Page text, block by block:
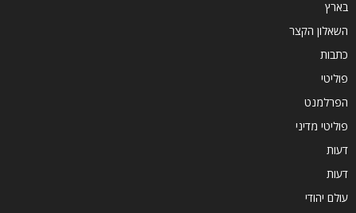
בארץ
השאלון הקצר
כתבות
פוליטי
הפרלמנט
פוליטי מדיני
דעות
דעות
עולם יהודי